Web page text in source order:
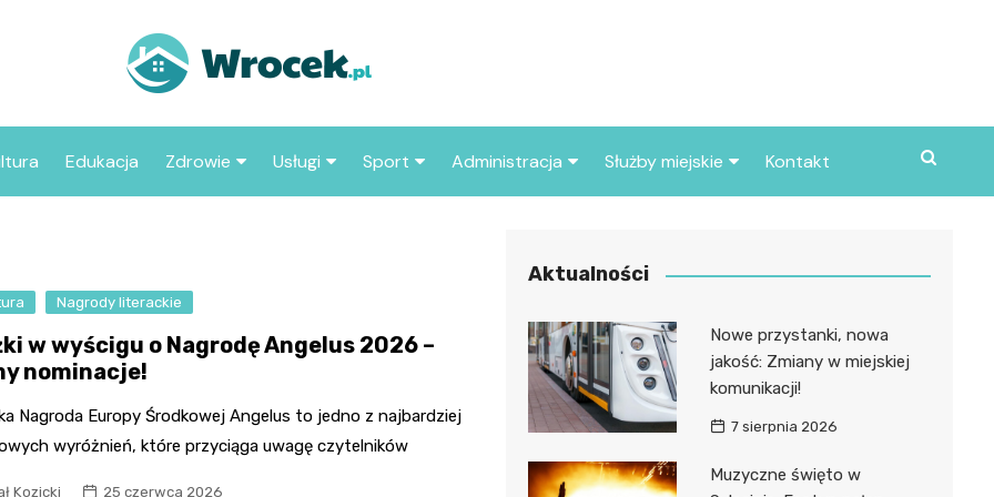
we
Edukacja Zdrowie
Apteka
Usługi
Stacja paliw
Restauracja
Sport
sportowe
Administracja
Urząd miasta
Służby miejskie
Policja
Kontakt
Nagrody literackie
w wyścigu o Nagrodę Angelus 2026 –
nominacje!
Nagroda Europy Środkowej Angelus to jedno z najbardziej
wyróżnień, które przyciąga uwagę czytelników
Kozicki 25 czerwca 2026
Aktualności
Nowe przystanki, nowa
jakość: Zmiany w miejskiej
komunikacji!
7 sierpnia 2026
Muzyczne święto w